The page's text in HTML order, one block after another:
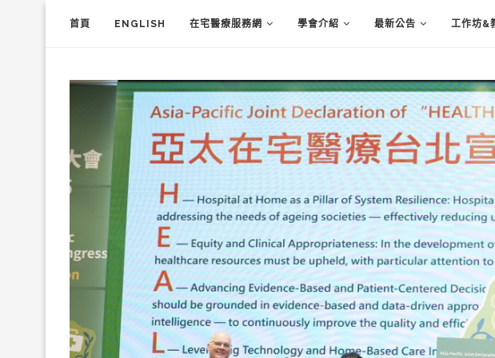
首頁 ENGLISH 在宅醫療服務網 學會介紹 最新公告 工作坊&